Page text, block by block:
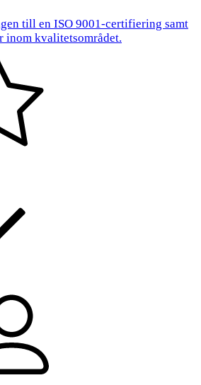
till en ISO 9001-certifiering samt
inom kvalitetsområdet.